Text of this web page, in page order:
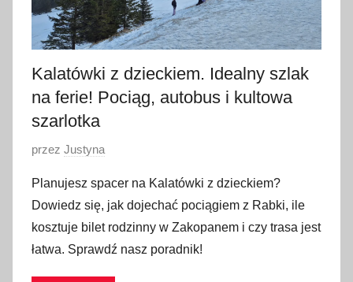
Kalatówki z dzieckiem. Idealny szlak
na ferie! Pociąg, autobus i kultowa
szarlotka
O
u
b
l
i
przez Justyna
Planujesz spacer na Kalatówki z dzieckiem?
Dowiedz się, jak dojechać pociągiem z Rabki, ile
kosztuje bilet rodzinny w Zakopanem i czy trasa jest
łatwa. Sprawdź nasz poradnik!